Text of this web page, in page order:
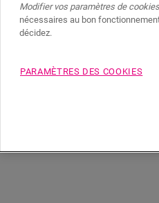
Modifier vos paramètres de
nécessaires au bon
décidez.
PARAMÈTRES DES COOKIES